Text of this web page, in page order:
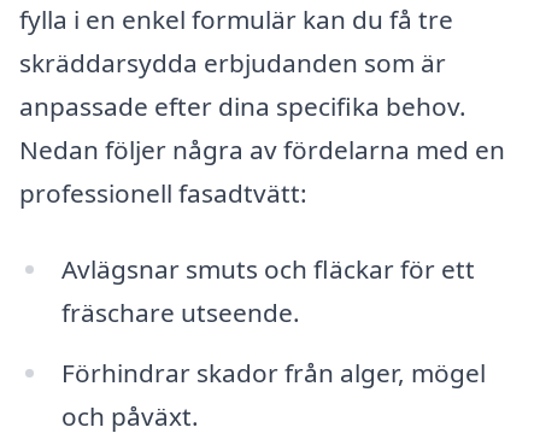
fylla i en enkel formulär kan du få tre
skräddarsydda erbjudanden som är
anpassade efter dina specifika behov.
Nedan följer några av fördelarna med en
professionell fasadtvätt:
Avlägsnar smuts och fläckar för ett
fräschare utseende.
Förhindrar skador från alger, mögel
och påväxt.